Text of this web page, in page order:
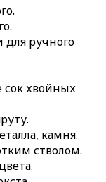
действий,
при
работы.
одежда.
из
ручного
хвойных
камня.
стволом.